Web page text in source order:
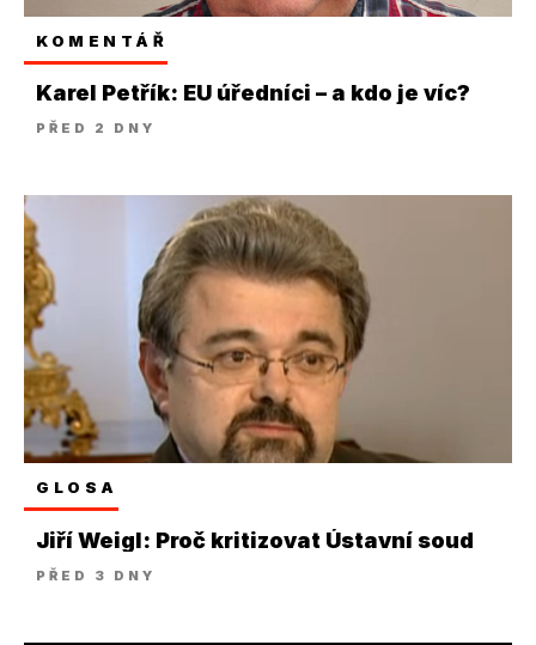
KOMENTÁŘ
Karel Petřík: EU úředníci – a kdo je víc?
PŘED 2 DNY
GLOSA
Jiří Weigl: Proč kritizovat Ústavní soud
PŘED 3 DNY